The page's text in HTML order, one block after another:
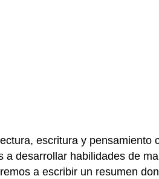
escritura y pensamiento
desarrollar habilidades de
a escribir un resumen